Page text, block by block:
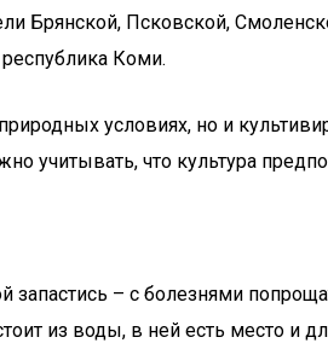
Брянской, Псковской,
Коми.
условиях, но и
учитывать, что культура
– с болезнями
из воды, в ней есть место и